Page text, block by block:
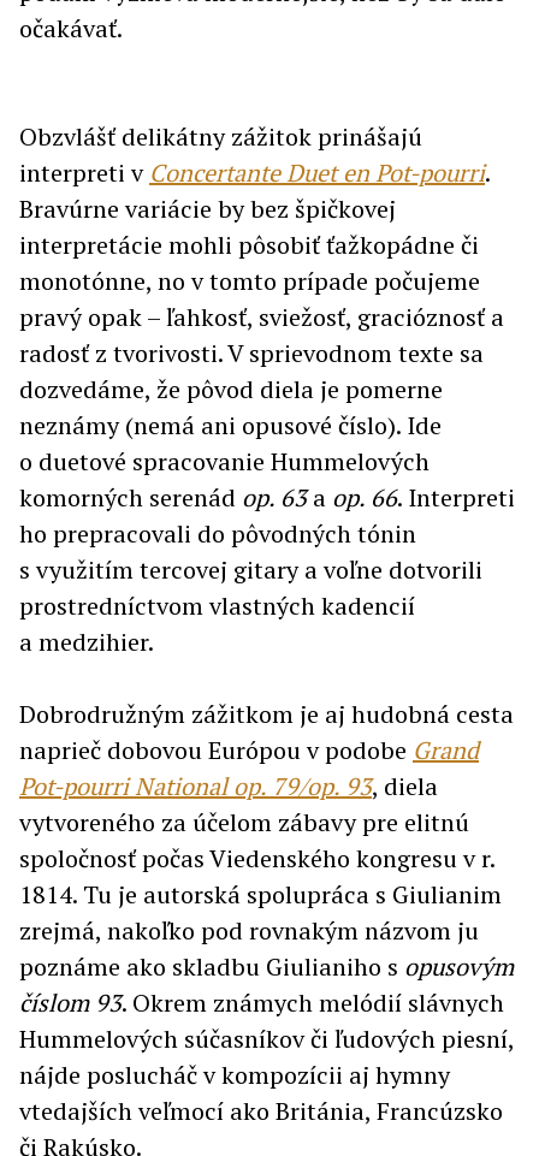
očakávať.
Obzvlášť delikátny zážitok prinášajú
interpreti v Concertante Duet en Pot-pourri.
Bravúrne variácie by bez špičkovej
interpretácie mohli pôsobiť ťažkopádne či
monotónne, no v tomto prípade počujeme
pravý opak – ľahkosť, sviežosť, gracióznosť a
radosť z tvorivosti. V sprievodnom texte sa
dozvedáme, že pôvod diela je pomerne
neznámy (nemá ani opusové číslo). Ide
o duetové spracovanie Hummelových
komorných serenád op. 63a op. 66. Interpreti
ho prepracovali do pôvodných tónin
s využitím tercovej gitary a voľne dotvorili
prostredníctvom vlastných kadencií
a medzihier.
Dobrodružným zážitkom je aj hudobná cesta
naprieč dobovou Európou v podobe Grand
Pot-pourri National op. 79/op. 93, diela
vytvoreného za účelom zábavy pre elitnú
spoločnosť počas Viedenského kongresu v r.
1814. Tu je autorská spolupráca s Giulianim
zrejmá, nakoľko pod rovnakým názvom ju
poznáme ako skladbu Giulianiho s opusovým
číslom 93. Okrem známych melódií slávnych
Hummelových súčasníkov či ľudových piesní,
nájde poslucháč v kompozícii aj hymny
vtedajších veľmocí ako Británia, Francúzsko
či Rakúsko.